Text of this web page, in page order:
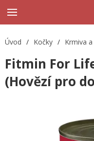
Úvod / Kočky / Krmiva
Fitmin For
(Hovězí pro